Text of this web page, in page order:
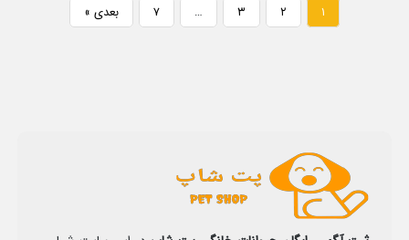
۱ ۲ ۳ … ۷ بعدی »